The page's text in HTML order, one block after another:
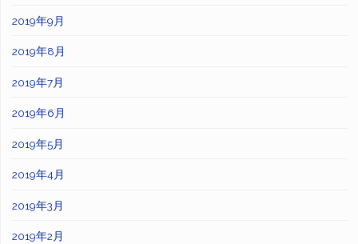
2019年9月
2019年8月
2019年7月
2019年6月
2019年5月
2019年4月
2019年3月
2019年2月